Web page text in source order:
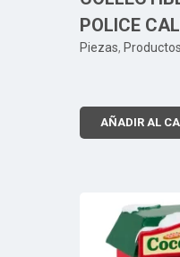
POLICE
Piezas,
AÑADIR AL